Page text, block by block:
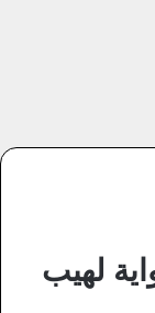
لهيب